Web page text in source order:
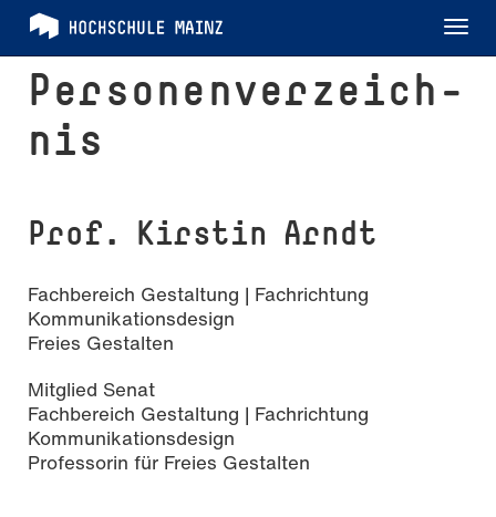
Per­so­nen­ver­zeich­
nis
Prof. Kirstin Arndt
Fachbereich Gestaltung | Fachrichtung
Kommunikationsdesign
Freies Gestalten
Mitglied Senat
Fachbereich Gestaltung | Fachrichtung
Kommunikationsdesign
Professorin für Freies Gestalten